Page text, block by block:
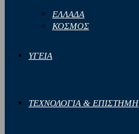
ΕΛΛΑΔΑ
ΚΟΣΜΟΣ
ΥΓΕΙΑ
ΤΕΧΝΟΛΟΓΙΑ & ΕΠΙΣΤΗΜΗ